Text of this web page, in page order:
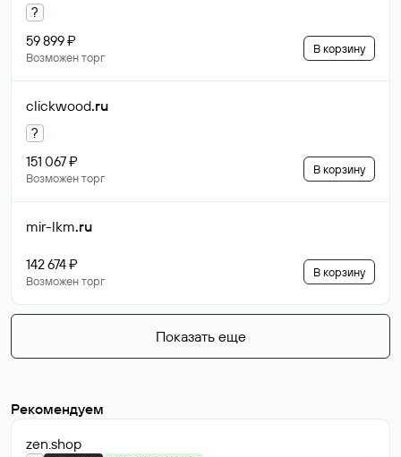
?
59 899 ₽
Возможен торг
В корзину
clickwood.ru
?
151 067 ₽
Возможен торг
В корзину
mir-lkm.ru
142 674 ₽
Возможен торг
В корзину
Показать еще
Рекомендуем
zen.shop